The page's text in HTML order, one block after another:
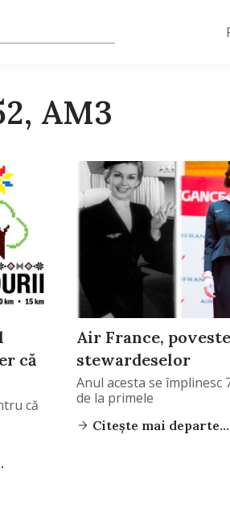
AM3
că
că
Air France,
stewardeselor
Anul acesta se împlinesc
de la primele
Citește mai departe...